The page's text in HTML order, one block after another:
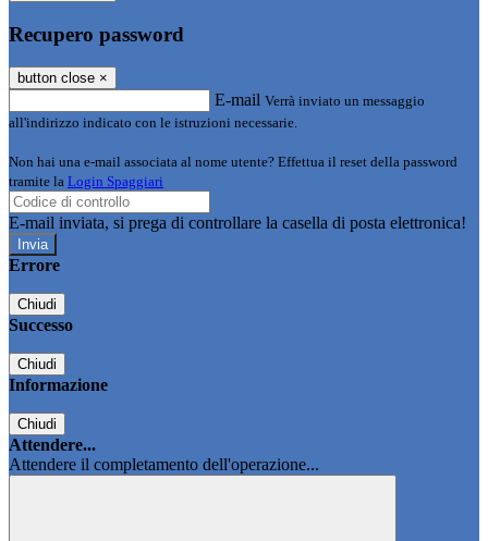
Recupero password
button close ×
E-mail Verrà inviato un messaggio
all'indirizzo indicato con le istruzioni necessarie.
Non hai una e-mail associata al nome utente? Effettua il reset della password
tramite la Login Spaggiari
E-mail inviata, si prega di controllare la casella di posta elettronica!
Errore
Chiudi
Successo
Chiudi
Informazione
Chiudi
Attendere...
Attendere il completamento dell'operazione...